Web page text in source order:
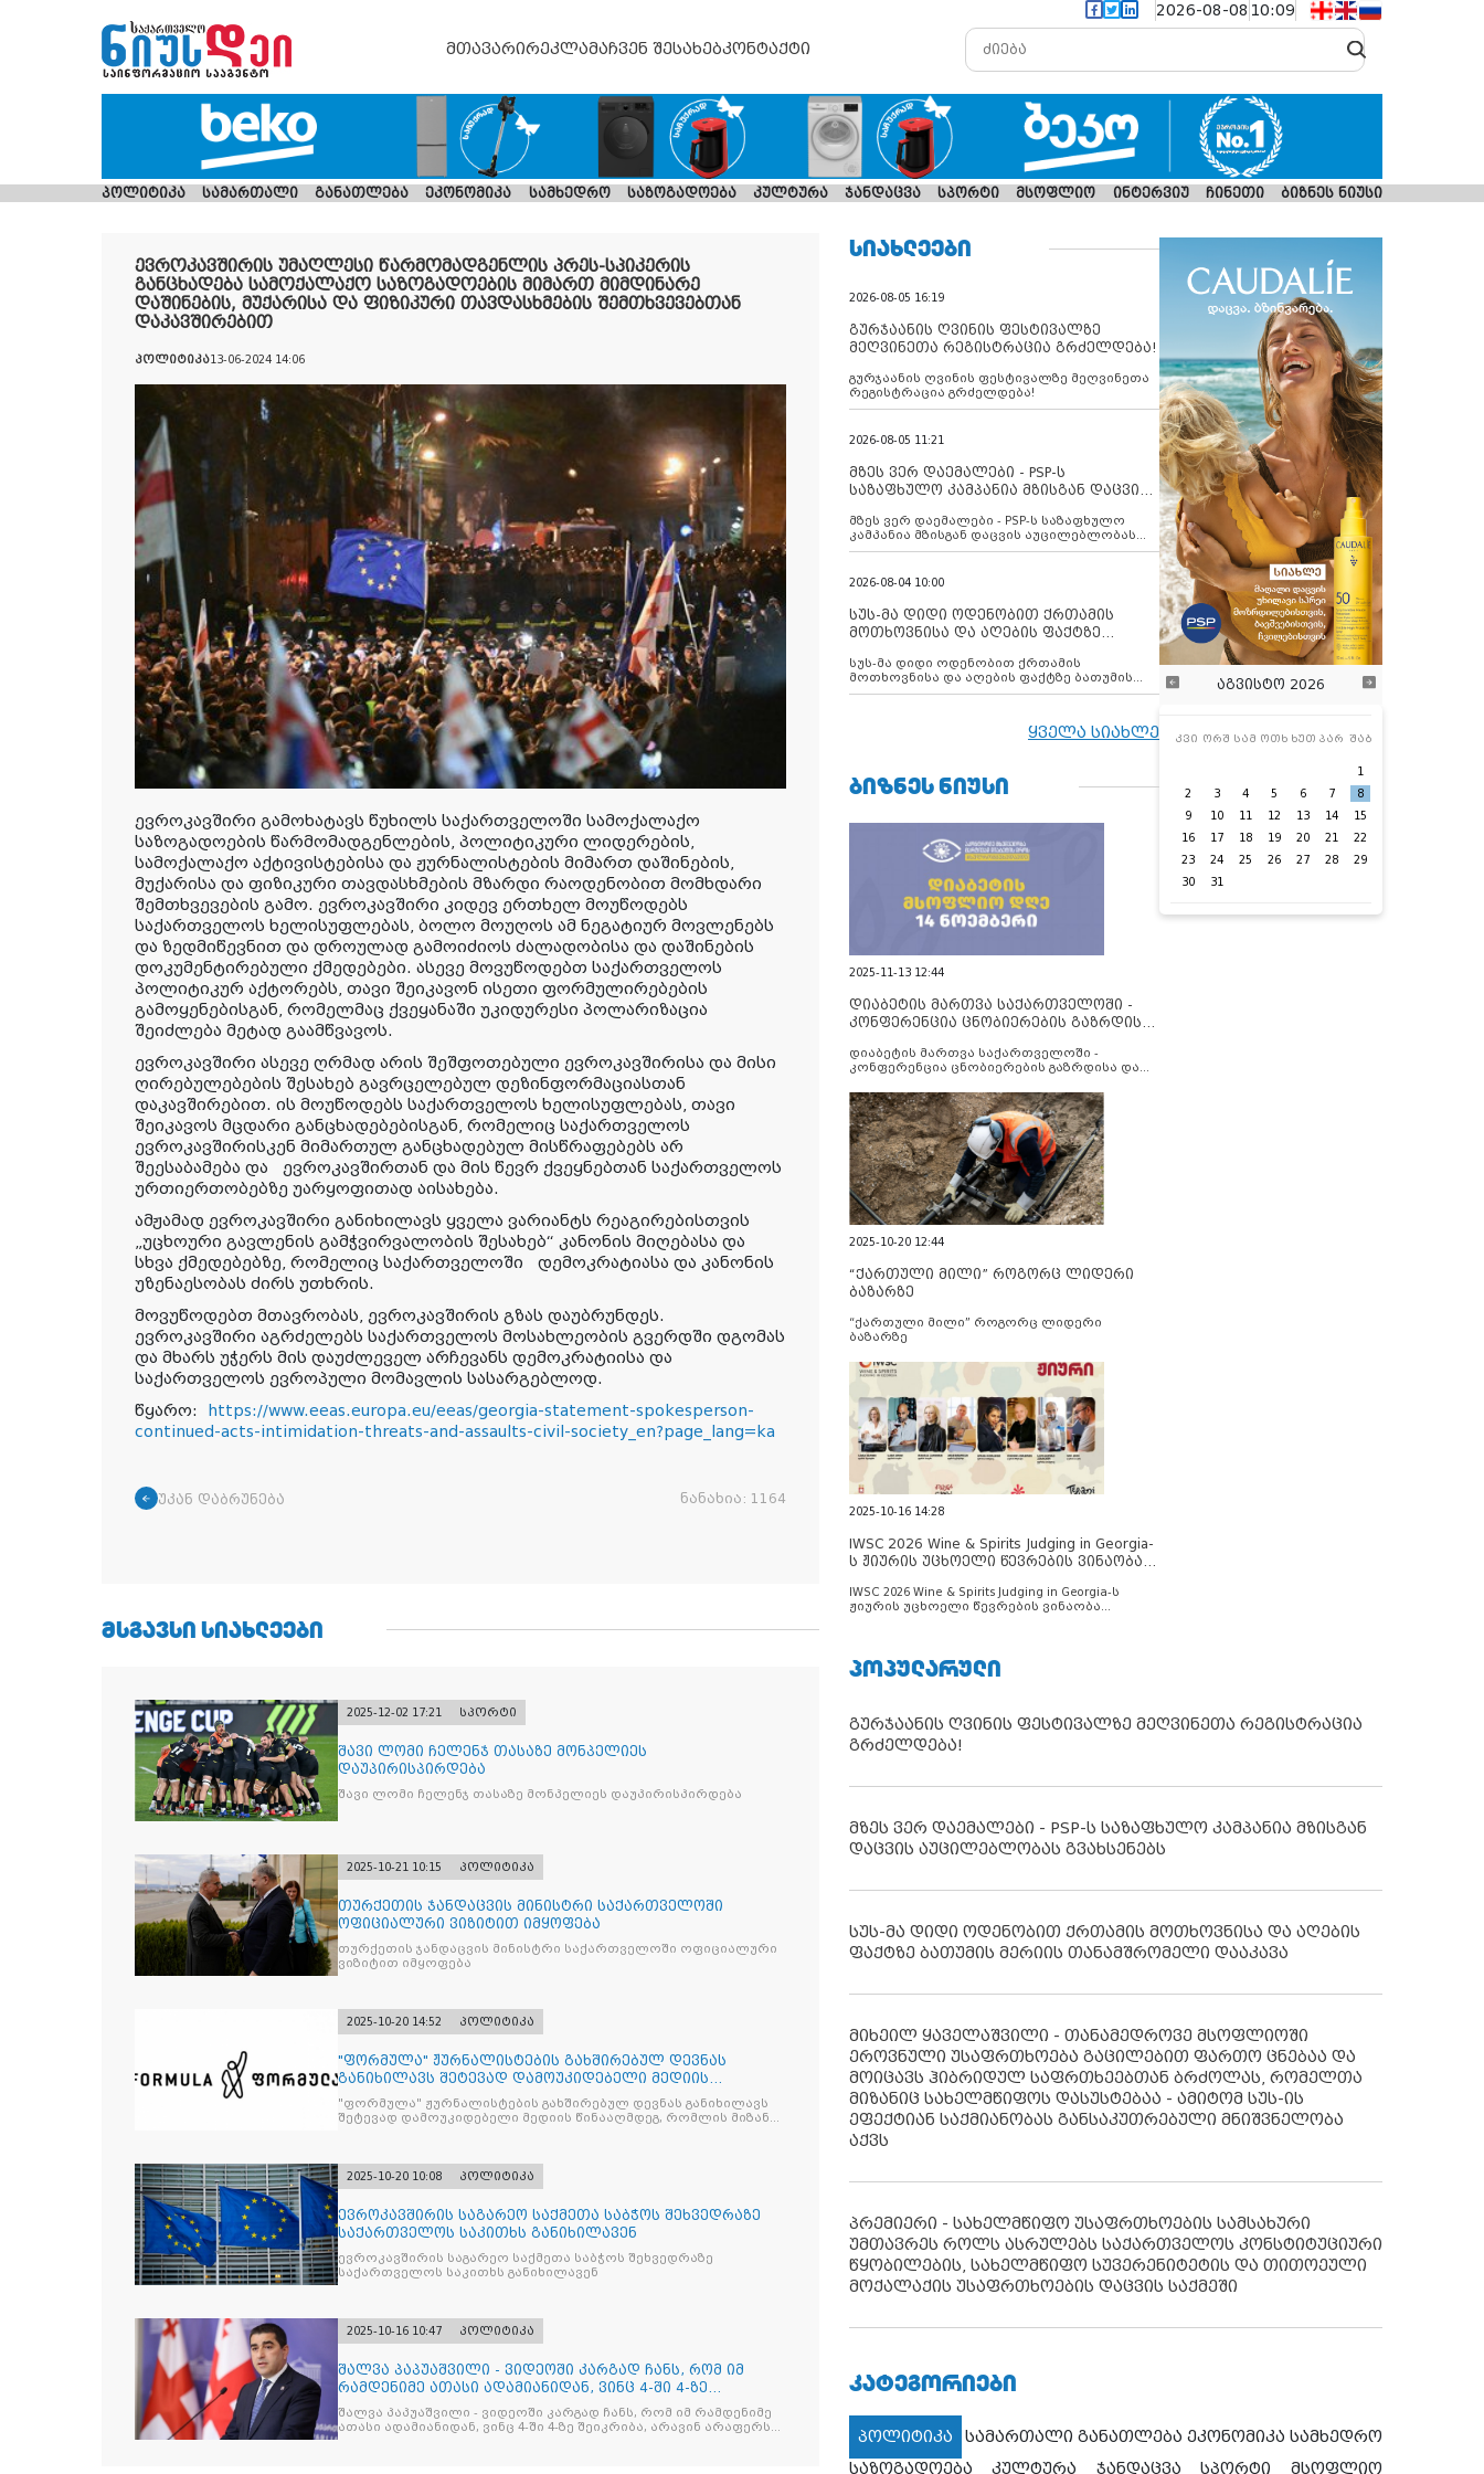
2026-08-08 10:09
მთავარირეკლამაჩვენ შესახებკონტაქტი
პოლიტიკა სამართალი განათლება ეკონომიკა სამხედრო საზოგადოება კულტურა ჯანდაცვა სპორტი მსოფლიო ინტერვიუ ჩინეთი ბიზნეს ნიუსი
ევროკავშირის უმაღლესი წარმომადგენლის პრეს-სპიკერის
განცხადება სამოქალაქო საზოგადოების მიმართ მიმდინარე
დაშინების, მუქარისა და ფიზიკური თავდასხმების შემთხვევებთან
დაკავშირებით
პოლიტიკა13-06-2024 14:06
ევროკავშირი გამოხატავს წუხილს საქართველოში სამოქალაქო
საზოგადოების წარმომადგენლების, პოლიტიკური ლიდერების,
სამოქალაქო აქტივისტებისა და ჟურნალისტების მიმართ დაშინების,
მუქარისა და ფიზიკური თავდასხმების მზარდი რაოდენობით მომხდარი
შემთხვევების გამო. ევროკავშირი კიდევ ერთხელ მოუწოდებს
საქართველოს ხელისუფლებას, ბოლო მოუღოს ამ ნეგატიურ მოვლენებს
და ზედმიწევნით და დროულად გამოიძიოს ძალადობისა და დაშინების
დოკუმენტირებული ქმედებები. ასევე მოვუწოდებთ საქართველოს
პოლიტიკურ აქტორებს, თავი შეიკავონ ისეთი ფორმულირებების
გამოყენებისგან, რომელმაც ქვეყანაში უკიდურესი პოლარიზაცია
შეიძლება მეტად გაამწვავოს.
ევროკავშირი ასევე ღრმად არის შეშფოთებული ევროკავშირისა და მისი
ღირებულებების შესახებ გავრცელებულ დეზინფორმაციასთან
დაკავშირებით. ის მოუწოდებს საქართველოს ხელისუფლებას, თავი
შეიკავოს მცდარი განცხადებებისგან, რომელიც საქართველოს
ევროკავშირისკენ მიმართულ განცხადებულ მისწრაფებებს არ
შეესაბამება და ევროკავშირთან და მის წევრ ქვეყნებთან საქართველოს
ურთიერთობებზე უარყოფითად აისახება.
ამჟამად ევროკავშირი განიხილავს ყველა ვარიანტს რეაგირებისთვის
„უცხოური გავლენის გამჭვირვალობის შესახებ“ კანონის მიღებასა და
სხვა ქმედებებზე, რომელიც საქართველოში დემოკრატიასა და კანონის
უზენაესობას ძირს უთხრის.
მოვუწოდებთ მთავრობას, ევროკავშირის გზას დაუბრუნდეს.
ევროკავშირი აგრძელებს საქართველოს მოსახლეობის გვერდში დგომას
და მხარს უჭერს მის დაუძლეველ არჩევანს დემოკრატიისა და
საქართველოს ევროპული მომავლის სასარგებლოდ.
წყარო:
https://www.eeas.europa.eu/eeas/georgia-statement-spokesperson-
continued-acts-intimidation-threats-and-assaults-civil-society_en?page_lang=ka
უკან დაბრუნება ნანახია: 1164
ᲛᲡᲒᲐᲕᲡᲘ ᲡᲘᲐᲮᲚᲔᲔᲑᲘ
2025-12-02 17:21 სპორტი
შავი ლომი ჩელენჯ თასაზე მონპელიეს
დაუპირისპირდება
შავი ლომი ჩელენჯ თასაზე მონპელიეს დაუპირისპირდება
2025-10-21 10:15 პოლიტიკა
თურქეთის ჯანდაცვის მინისტრი საქართველოში
ოფიციალური ვიზიტით იმყოფება
თურქეთის ჯანდაცვის მინისტრი საქართველოში ოფიციალური
ვიზიტით იმყოფება
2025-10-20 14:52 პოლიტიკა
"ფორმულა" ჟურნალისტების გახშირებულ დევნას
განიხილავს შეტევად დამოუკიდებელი მედიის
წინააღმდ
"ფორმულა" ჟურნალისტების გახშირებულ დევნას განიხილავს
შეტევად დამოუკიდებელი მედიის წინააღმდეგ, რომლის მიზანი
2025-10-20 10:08 პოლიტიკა
ევროკავშირის საგარეო საქმეთა საბჭოს შეხვედრაზე
საქართველოს საკითხს განიხილავენ
ევროკავშირის საგარეო საქმეთა საბჭოს შეხვედრაზე
საქართველოს საკითხს განიხილავენ
2025-10-16 10:47 პოლიტიკა
შალვა პაპუაშვილი - ვიდეოში კარგად ჩანს, რომ იმ
რამდენიმე ათასი ადამიანიდან, ვინც 4-ში 4-ზე
შეიკრიბა,
შალვა პაპუაშვილი - ვიდეოში კარგად ჩანს, რომ იმ რამდენიმე
ათასი ადამიანიდან, ვინც 4-ში 4-ზე შეიკრიბა, არავინ არაფერს
ᲡᲘᲐᲮᲚᲔᲔᲑᲘ
2026-08-05 16:19
გურჯაანის ღვინის ფესტივალზე
მეღვინეთა რეგისტრაცია გრძელდება!
გურჯაანის ღვინის ფესტივალზე მეღვინეთა
რეგისტრაცია გრძელდება!
2026-08-05 11:21
მზეს ვერ დაემალები - PSP-ს
საზაფხულო კამპანია მზისგან დაცვის
მზეს ვერ დაემალები - PSP-ს საზაფხულო
კამპანია მზისგან დაცვის აუცილებლობას
გვახსენებს
2026-08-04 10:00
სუს-მა დიდი ოდენობით ქრთამის
მოთხოვნისა და აღების ფაქტზე
დააკავა
სუს-მა დიდი ოდენობით ქრთამის
მოთხოვნისა და აღების ფაქტზე ბათუმის
მერიის თანამშრომელი დააკავა
ყველა სიახლე
ᲑᲘᲖᲜᲔᲡ ᲜᲘᲣᲡᲘ
2025-11-13 12:44
დიაბეტის მართვა საქართველოში -
კონფერენცია ცნობიერების გაზრდისა
დიაბეტის მართვა საქართველოში -
კონფერენცია ცნობიერების გაზრდისა და
2025-10-20 12:44
“ქართული მილი” როგორც ლიდერი
ბაზარზე
“ქართული მილი” როგორც ლიდერი
ბაზარზე
2025-10-16 14:28
IWSC 2026 Wine & Spirits Judging in Georgia-
ს ჟიურის უცხოელი წევრების ვინაობა
IWSC 2026 Wine & Spirits Judging in Georgia-ს
ჟიურის უცხოელი წევრების ვინაობა
აგვისტო 2026
კვი ორშ სამ ოთხ ხუთ პარ შაბ
1
2
3 4 5 6 7
8
9
10 11 12 13 14
15
16
17 18 19 20 21
22
23
24 25 26 27 28
29
30
31
ᲞᲝᲞᲣᲚᲐᲠᲣᲚᲘ
გურჯაანის ღვინის ფესტივალზე მეღვინეთა რეგისტრაცია
გრძელდება!
მზეს ვერ დაემალები - PSP-ს საზაფხულო კამპანია მზისგან
დაცვის აუცილებლობას გვახსენებს
სუს-მა დიდი ოდენობით ქრთამის მოთხოვნისა და აღების
ფაქტზე ბათუმის მერიის თანამშრომელი დააკავა
მიხეილ ყაველაშვილი - თანამედროვე მსოფლიოში
ეროვნული უსაფრთხოება გაცილებით ფართო ცნებაა და
მოიცავს ჰიბრიდულ საფრთხეებთან ბრძოლას, რომელთა
მიზანიც სახელმწიფოს დასუსტებაა - ამიტომ სუს-ის
ეფექტიან საქმიანობას განსაკუთრებული მნიშვნელობა
აქვს
პრემიერი - სახელმწიფო უსაფრთხოების სამსახური
უმთავრეს როლს ასრულებს საქართველოს კონსტიტუციური
წყობილების, სახელმწიფო სუვერენიტეტის და თითოეული
მოქალაქის უსაფრთხოების დაცვის საქმეში
ᲙᲐᲢᲔᲒᲝᲠᲘᲔᲑᲘ
პოლიტიკა სამართალი განათლება ეკონომიკა სამხედრო
საზოგადოება
კულტურა ჯანდაცვა სპორტი მსოფლიო